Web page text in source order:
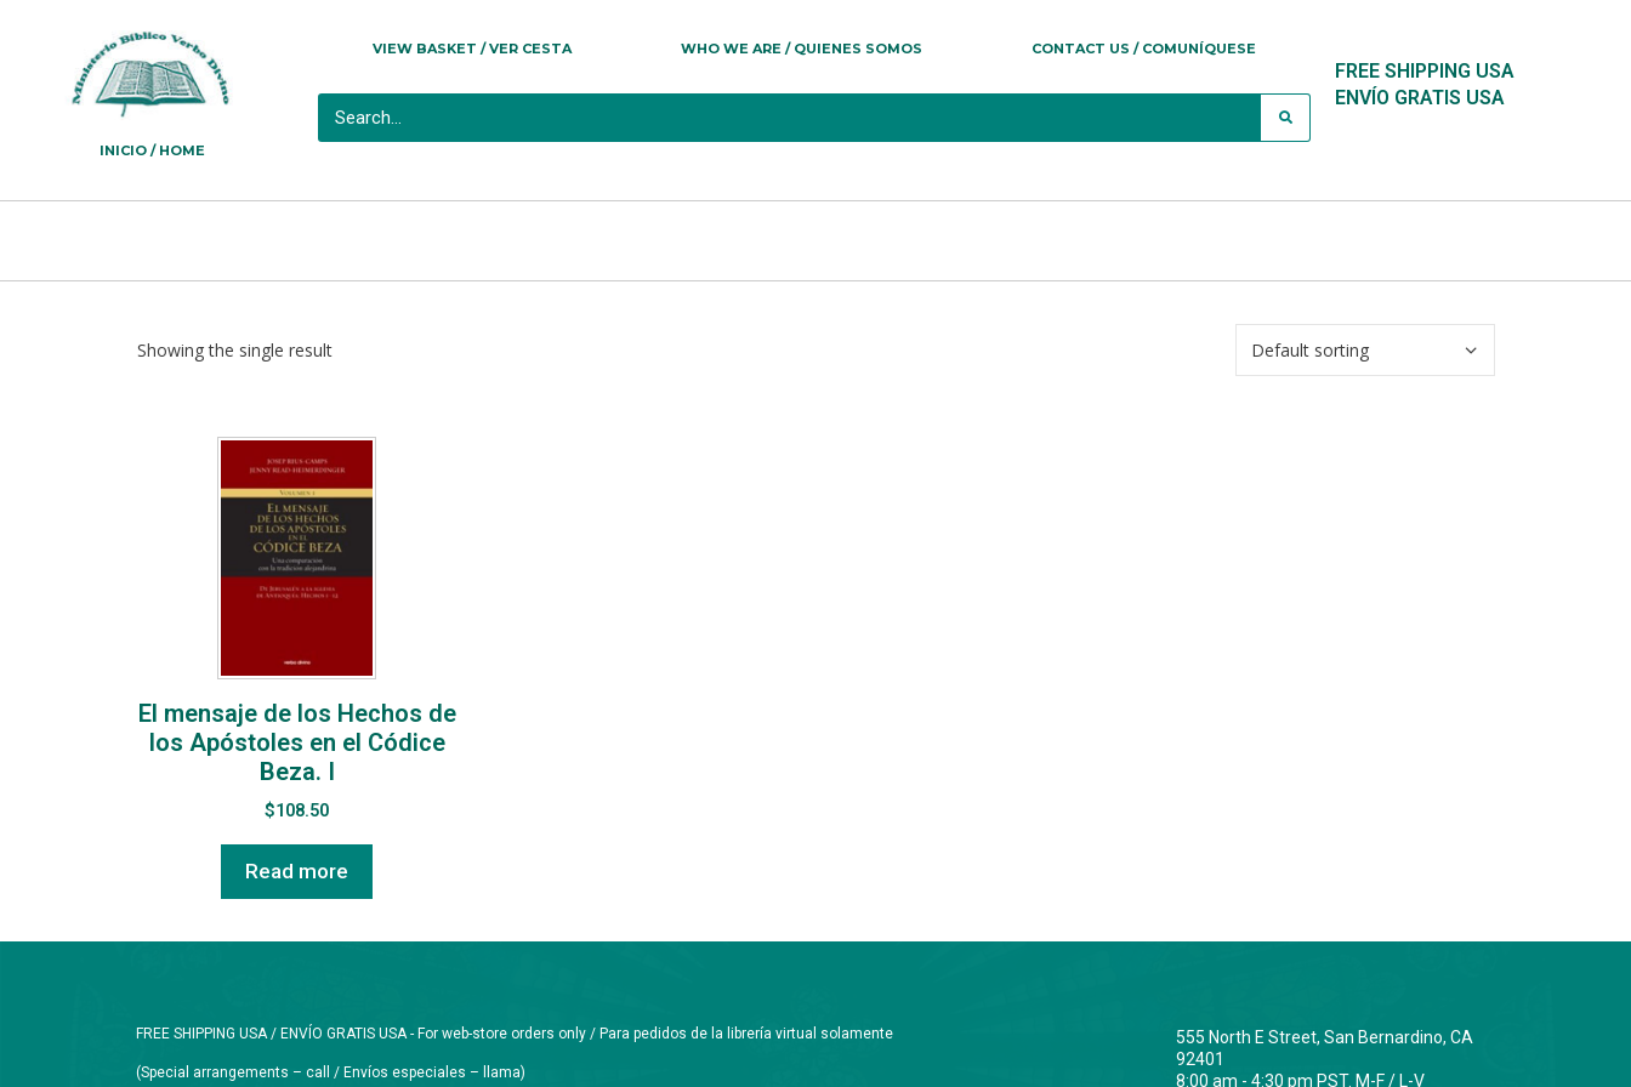
INICIO / HOME
VIEW BASKET / VER CESTA WHO WE ARE / QUIENES SOMOS CONTACT US / COMUNÍQUESE
FREE SHIPPING USA
ENVÍO GRATIS USA
Showing the single result
El mensaje de los Hechos de
los Apóstoles en el Códice
Beza. I
$108.50
Read more
FREE SHIPPING USA / ENVÍO GRATIS USA - For web-store orders only / Para pedidos de la librería virtual solamente
(Special arrangements – call / Envíos especiales – llama)
555 North E Street, San Bernardino, CA
92401
8:00 am - 4:30 pm PST. M-F / L-V